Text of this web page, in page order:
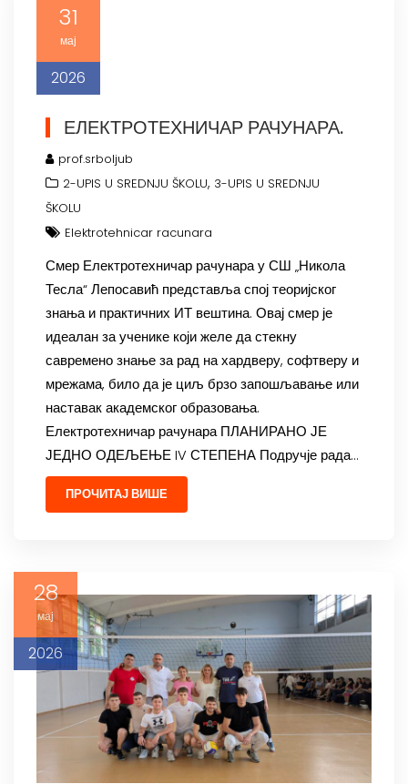
31
мај
2026
ЕЛЕКТРОТЕХНИЧАР РАЧУНАРА.
prof.srboljub
2-UPIS U SREDNJU ŠKOLU, 3-UPIS U SREDNJU
ŠKOLU
Elektrotehnicar racunara
Смер Електротехничар рачунара у СШ „Никола
Тесла“ Лепосавић представља спој теоријског
знања и практичних ИТ вештина. Овај смер је
идеалан за ученике који желе да стекну
савремено знање за рад на хардверу, софтверу и
мрежама, било да је циљ брзо запошљавање или
наставак академског образовања.
Електротехничар рачунара ПЛАНИРАНО ЈЕ
ЈЕДНО ОДЕЉЕЊЕ IV СТЕПЕНА Подручје рада…
ПРОЧИТАЈ ВИШЕ
28
мај
2026